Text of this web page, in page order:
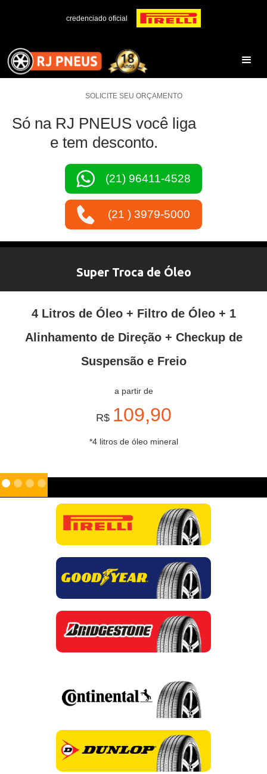
credenciado oficial
SOLICITE SEU ORÇAMENTO
Só na RJ PNEUS você liga
e tem desconto.
(21) 96411-4528
(21 ) 3979-5000
Super Troca de Óleo
4 Litros de Óleo + Filtro de Óleo + 1
Alinhamento de Direção + Checkup de
Suspensão e Freio
a partir de
R$ 109,90
*4 litros de óleo mineral